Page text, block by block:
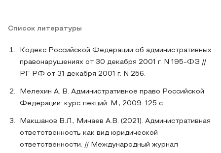
Список литературы
Кодекс Российской Федерации об административных
правонарушениях от 30 декабря 2001 г. N 195-ФЗ //
РГ РФ от 31 декабря 2001 г. N 256.
Мелехин А. В. Административное право Российской
Федерации: курс лекций. М., 2009. 125 с.
Макшанов В.Л., Минаев А.В. (2021). Административная
ответственность как вид юридической
ответственности. // Международный журнал